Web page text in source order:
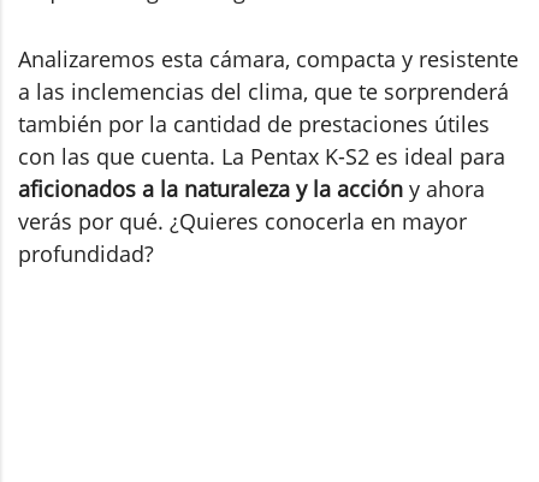
Analizaremos esta cámara, compacta y resistente
a las inclemencias del clima, que te sorprenderá
también por la cantidad de prestaciones útiles
con las que cuenta. La Pentax K-S2 es ideal para
aficionados a la naturaleza y la acción y ahora
verás por qué. ¿Quieres conocerla en mayor
profundidad?